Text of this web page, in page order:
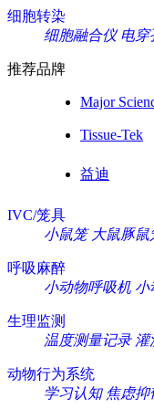
细胞转染
细胞融合仪 电穿
推荐品牌
Major
Tissue-Tek
益迪
IVC/笼具
小鼠笼 大鼠豚鼠
呼吸麻醉
小动物呼吸机 小
生理监测
温度测量记录 灌
动物行为系统
学习认知 焦虑抑